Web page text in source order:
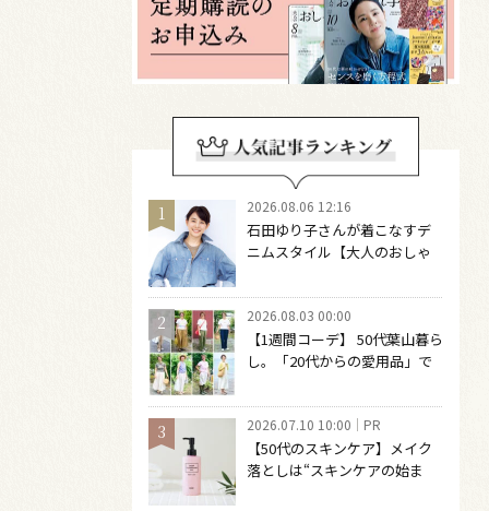
2026.08.06 12:16
石田ゆり子さんが着こなすデ
ニムスタイル【大人のおしゃ
どファッションは自由になる
2026.08.03 00:00
【1週間コーデ】 50代葉山暮ら
し。「20代からの愛用品」で
～ 桐野恵美さん #022 Emi
Kirino～
2026.07.10 10:00 PR
【50代のスキンケア】メイク
落としは“スキンケアの始ま